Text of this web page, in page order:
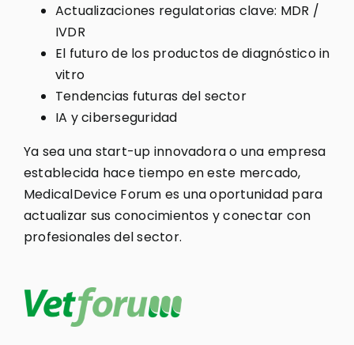
Actualizaciones regulatorias clave: MDR /
IVDR
El futuro de los productos de diagnóstico in
vitro
Tendencias futuras del sector
IA y ciberseguridad
Ya sea una start-up innovadora o una empresa
establecida hace tiempo en este mercado,
MedicalDevice Forum es una oportunidad para
actualizar sus conocimientos y conectar con
profesionales del sector.